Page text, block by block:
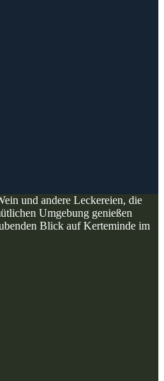
und andere Leckereien, die
Umgebung genießen
Blick auf Kerteminde im